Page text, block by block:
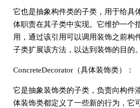
它也是抽象构件类的子类，用于给具
体职责在其子类中实现。它维护一个
用，通过该引用可以调用装饰之前构
子类扩展该方法，以达到装饰的目的。
ConcreteDecorator（具体装饰类）：
它是抽象装饰类的子类，负责向构件
体装饰类都定义了一些新的行为，它